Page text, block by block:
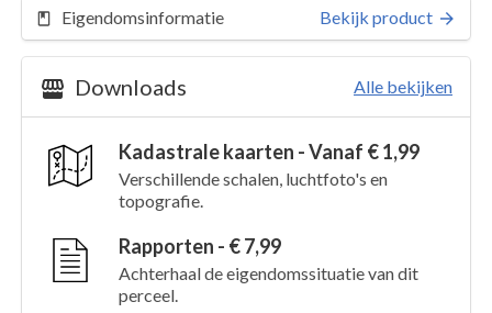
Eigendomsinformatie Bekijk product
Downloads Alle bekijken
Kadastrale kaarten - Vanaf € 1,99
Verschillende schalen, luchtfoto's en
topografie.
Rapporten - € 7,99
Achterhaal de eigendomssituatie van dit
perceel.
Perceel 5
Kaarten en rapporten